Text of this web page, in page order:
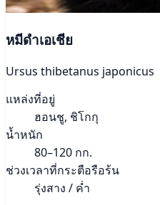
หมีดำเอเชีย
Ursus thibetanus japonicus
แหล่งที่อยู่
ฮอนชู, ชิโกกุ
น้ำหนัก
80–120 กก.
ช่วงเวลาที่กระตือรือร้น
รุ่งสาง / ค่ำ